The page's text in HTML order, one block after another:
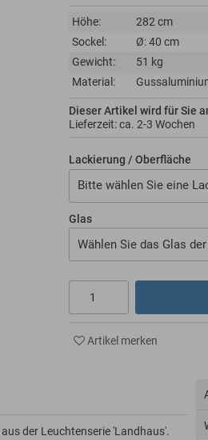
Höhe:
282 cm
Sockel:
Ø: 40 cm
Gewicht:
51 kg
Material:
Dieser Artikel wird für Sie
Lieferzeit: ca. 2-3 Wochen
Lackierung / Oberfläche
Bitte wählen Sie eine
Glas
Wählen Sie das Glas
Artikel merken
der Leuchtenserie 'Landhaus'.